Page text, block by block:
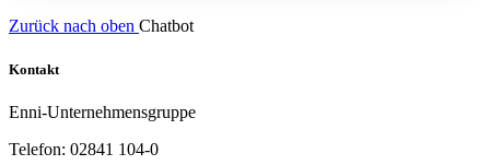
Zurück nach oben Chatbot
Kontakt
Enni-Unternehmensgruppe
Telefon: 02841 104-0